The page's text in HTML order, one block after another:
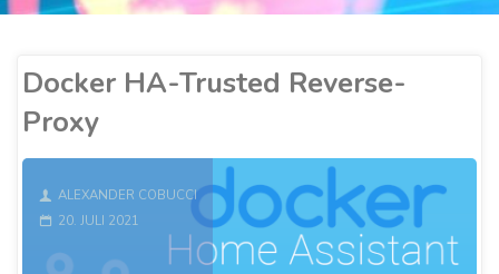
Docker HA-Trusted Reverse-
Proxy
ALEXANDER COBUCCI
20. JULI 2021